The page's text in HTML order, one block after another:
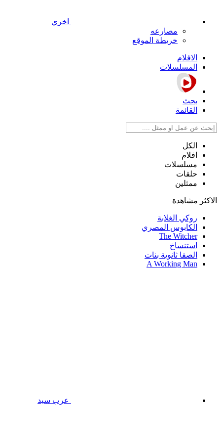
اخري
مصارعه
خريطة الموقع
الافلام
المسلسلات
بحث
القائمة
الكل
افلام
مسلسلات
حلقات
ممثلين
الاكثر مشاهدة
روكي الغلابة
الكابوس المصري
The Witcher
استنساخ
الصفا ثانوية بنات
A Working Man
عرب سيد